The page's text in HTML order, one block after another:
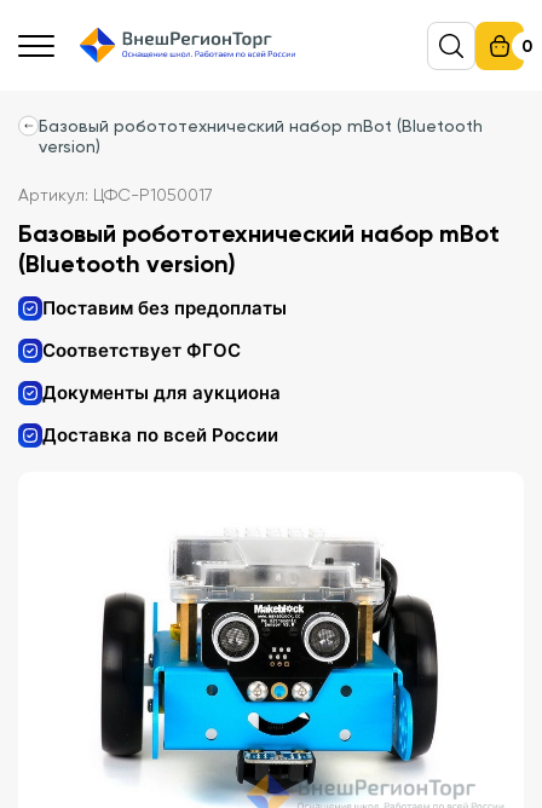
0
Базовый робототехнический набор mBot (Bluetooth
version)
Артикул: ЦФС-P1050017
Базовый робототехнический набор mBot
(Bluetooth version)
Поставим без предоплаты
Соответствует ФГОС
Документы для аукциона
Доставка по всей России